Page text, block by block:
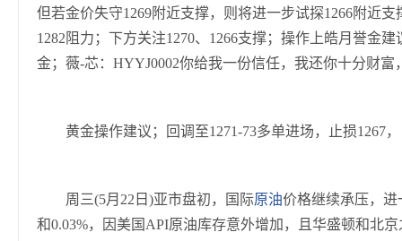
但若金价失守1269附近支撑，则将进一步试探1266附近
1282阻力；下方关注1270、1266支撑；操作上皓月誉金
金；薇-芯：HYYJ0002你给我一份信任，我还你十分财
黄金操作建议；回调至1271-73多单进场，止损1267，
周三(5月22日)亚市盘初，国际原油价格继续承压，
和0.03%，因美国API原油库存意外增加，且华盛顿和北